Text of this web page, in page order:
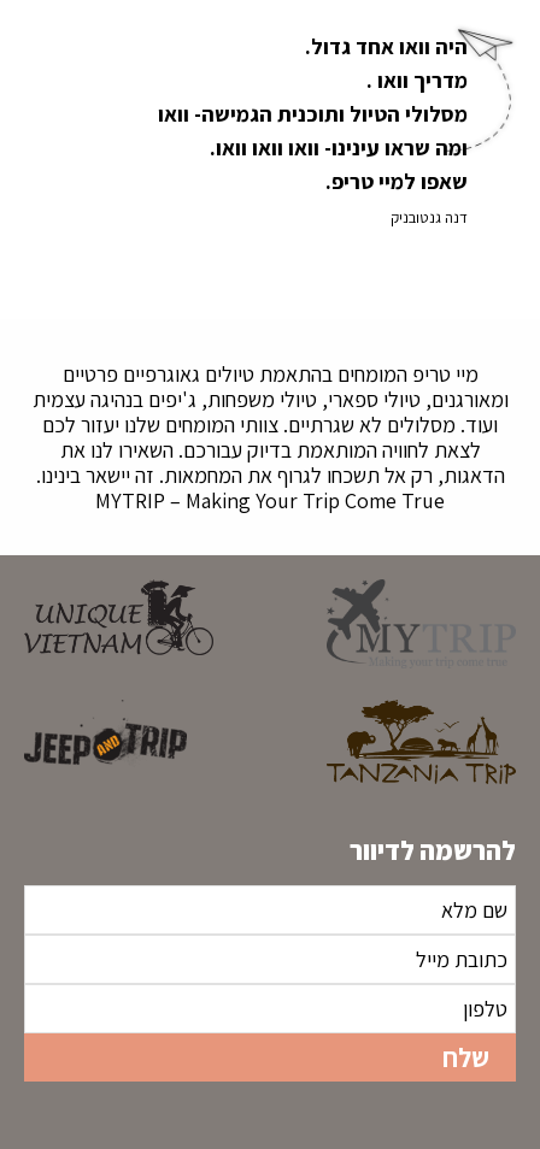
היה וואו אחד גדול.
מדריך וואו .
מסלולי הטיול ותוכנית הגמישה- וואו
ומה שראו עינינו- וואו וואו וואו.
שאפו למיי טריפ.
דנה גנטובניק
מיי טריפ המומחים בהתאמת טיולים גאוגרפיים פרטיים
ומאורגנים, טיולי ספארי, טיולי משפחות, ג'יפים בנהיגה עצמית
ועוד. מסלולים לא שגרתיים. צוותי המומחים שלנו יעזור לכם
לצאת לחוויה המותאמת בדיוק עבורכם. השאירו לנו את
הדאגות, רק אל תשכחו לגרוף את המחמאות. זה יישאר בינינו.
MYTRIP – Making Your Trip Come True
להרשמה לדיוור